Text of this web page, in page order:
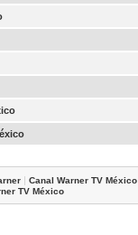
|Canal Warner TV México
TV México